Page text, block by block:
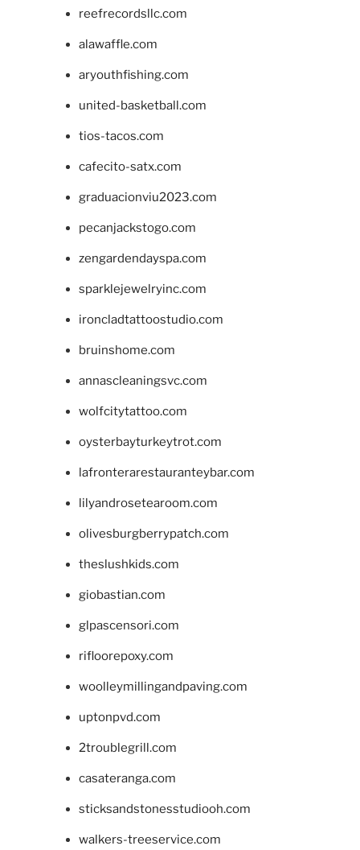
reefrecordsllc.com
alawaffle.com
aryouthfishing.com
united-basketball.com
tios-tacos.com
cafecito-satx.com
graduacionviu2023.com
pecanjackstogo.com
zengardendayspa.com
sparklejewelryinc.com
ironcladtattoostudio.com
bruinshome.com
annascleaningsvc.com
wolfcitytattoo.com
oysterbayturkeytrot.com
lafronterarestauranteybar.com
lilyandrosetearoom.com
olivesburgberrypatch.com
theslushkids.com
giobastian.com
glpascensori.com
rifloorepoxy.com
woolleymillingandpaving.com
uptonpvd.com
2troublegrill.com
casateranga.com
sticksandstonesstudiooh.com
walkers-treeservice.com